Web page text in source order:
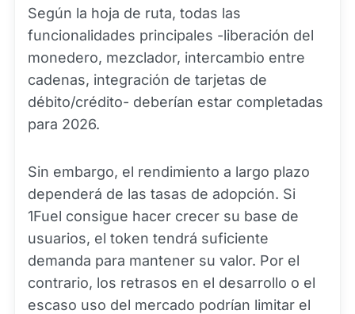
Según la hoja de ruta, todas las
funcionalidades principales -liberación del
monedero, mezclador, intercambio entre
cadenas, integración de tarjetas de
débito/crédito- deberían estar completadas
para 2026.
Sin embargo, el rendimiento a largo plazo
dependerá de las tasas de adopción. Si
1Fuel consigue hacer crecer su base de
usuarios, el token tendrá suficiente
demanda para mantener su valor. Por el
contrario, los retrasos en el desarrollo o el
escaso uso del mercado podrían limitar el